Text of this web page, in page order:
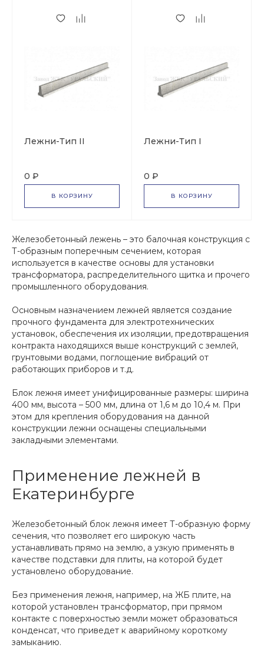
Лежни-Тип II
0 ₽
В КОРЗИНУ
Лежни-Тип I
0 ₽
В КОРЗИНУ
Железобетонный лежень – это балочная конструкция с
Т-образным поперечным сечением, которая
используется в качестве основы для установки
трансформатора, распределительного щитка и прочего
промышленного оборудования.
Основным назначением лежней является создание
прочного фундамента для электротехнических
установок, обеспечения их изоляции, предотвращения
контракта находящихся выше конструкций с землей,
грунтовыми водами, поглощение вибраций от
работающих приборов и т.д.
Блок лежня имеет унифицированные размеры: ширина
400 мм, высота – 500 мм, длина от 1,6 м до 10,4 м. При
этом для крепления оборудования на данной
конструкции лежни оснащены специальными
закладными элементами.
Применение лежней в
Екатеринбурге
Железобетонный блок лежня имеет Т-образную форму
сечения, что позволяет его широкую часть
устанавливать прямо на землю, а узкую применять в
качестве подставки для плиты, на которой будет
установлено оборудование.
Без применения лежня, например, на ЖБ плите, на
которой установлен трансформатор, при прямом
контакте с поверхностью земли может образоваться
конденсат, что приведет к аварийному короткому
замыканию.